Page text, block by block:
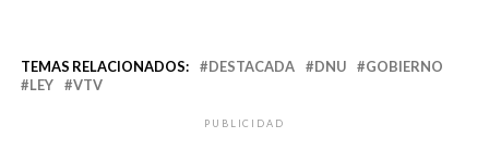
TEMAS RELACIONADOS: DESTACADA DNU
GOBIERNO
LEY
VTV
PUBLICIDAD